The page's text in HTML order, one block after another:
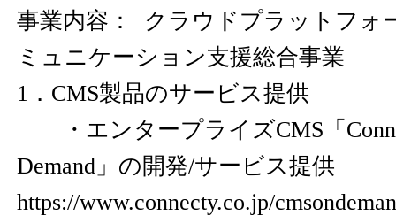
事業内容： クラウドプラットフォ
ミュニケーション支援総合事業
1．CMS製品のサービス提供
・エンタープライズCMS「
Demand」の開発/サービス提供
https://www.connecty.co.jp/